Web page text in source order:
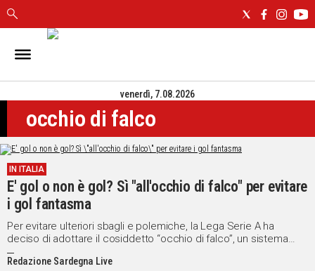
IN
CAGLIARI
SASSARI
NUORO
ORISTANO
SULCIS
GALLURA
OGLIASTRA
MEDIO
CAMPIDANO
venerdì, 7.08.2026
occhio di falco
IN ITALIA
E' gol o non è gol? Sì "all'occhio di falco" per evitare
i gol fantasma
Per evitare ulteriori sbagli e polemiche, la Lega Serie A ha
deciso di adottare il cosiddetto “occhio di falco”, un sistema
che si fonda sul posizionamento di una telecamera sulla linea di
porta.
Redazione Sardegna Live